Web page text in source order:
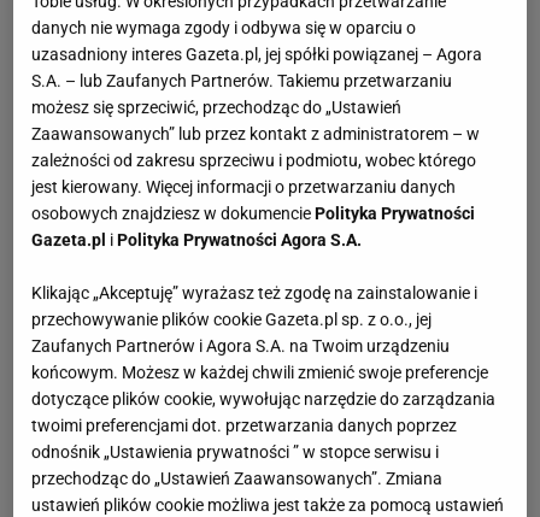
danych nie wymaga zgody i odbywa się w oparciu o
uzasadniony interes Gazeta.pl, jej spółki powiązanej – Agora
S.A. – lub Zaufanych Partnerów. Takiemu przetwarzaniu
możesz się sprzeciwić, przechodząc do „Ustawień
Zaawansowanych” lub przez kontakt z administratorem – w
zależności od zakresu sprzeciwu i podmiotu, wobec którego
jest kierowany. Więcej informacji o przetwarzaniu danych
osobowych znajdziesz w dokumenciePolityka Prywatności
Gazeta.pl iPolityka Prywatności Agora S.A.
Klikając „Akceptuję” wyrażasz też zgodę na zainstalowanie i
przechowywanie plików cookie Gazeta.pl sp. z o.o., jej
Zaufanych Partnerów i Agora S.A. na Twoim urządzeniu
końcowym. Możesz w każdej chwili zmienić swoje preferencje
dotyczące plików cookie, wywołując narzędzie do zarządzania
twoimi preferencjami dot. przetwarzania danych poprzez
odnośnik „Ustawienia prywatności ” w stopce serwisu i
przechodząc do „Ustawień Zaawansowanych”. Zmiana
ustawień plików cookie możliwa jest także za pomocą ustawień